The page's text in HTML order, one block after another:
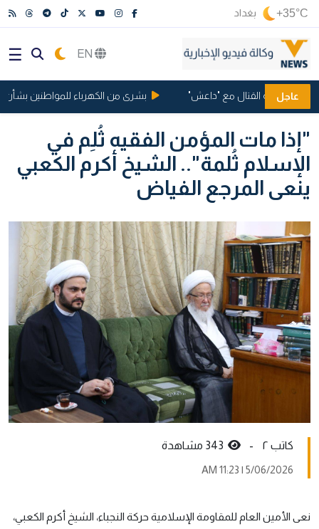
+35°C بغداد
عاجل
بتهمة القتال مع "داعش" بشرى من الكهرباء للمواطنين بشأن
"إذا مات المؤمن الفقيه ثُلِم في
الإسلام ثُلمة".. الشيخ أكرم الكعبي
ينعى المرجع الفياض
کاتب ٢ -
5/06/2026 | 11:23 AM
نعى الأمين العام للمقاومة الإسلامية حركة النجباء، الشيخ أكرم الكعبي،